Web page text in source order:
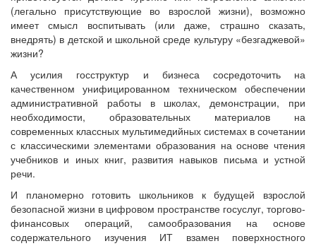
(легально присутствующие во взрослой жизни), возможно
имеет смысл воспитывать (или даже, страшно сказать,
внедрять) в детской и школьной среде культуру «безгаджевой»
жизни?
А усилия госструктур и бизнеса сосредоточить на
качественном унифицированном техническом обеспечении
административной работы в школах, демонстрации, при
необходимости, образовательных материалов на
современных классных мультимедийных системах в сочетании
с классическими элементами образования на основе чтения
учебников и иных книг, развития навыков письма и устной
речи.
И планомерно готовить школьников к будущей взрослой
безопасной жизни в цифровом пространстве госуслуг, торгово-
финансовых операций, самообразования на основе
содержательного изучения ИТ взамен поверхностного